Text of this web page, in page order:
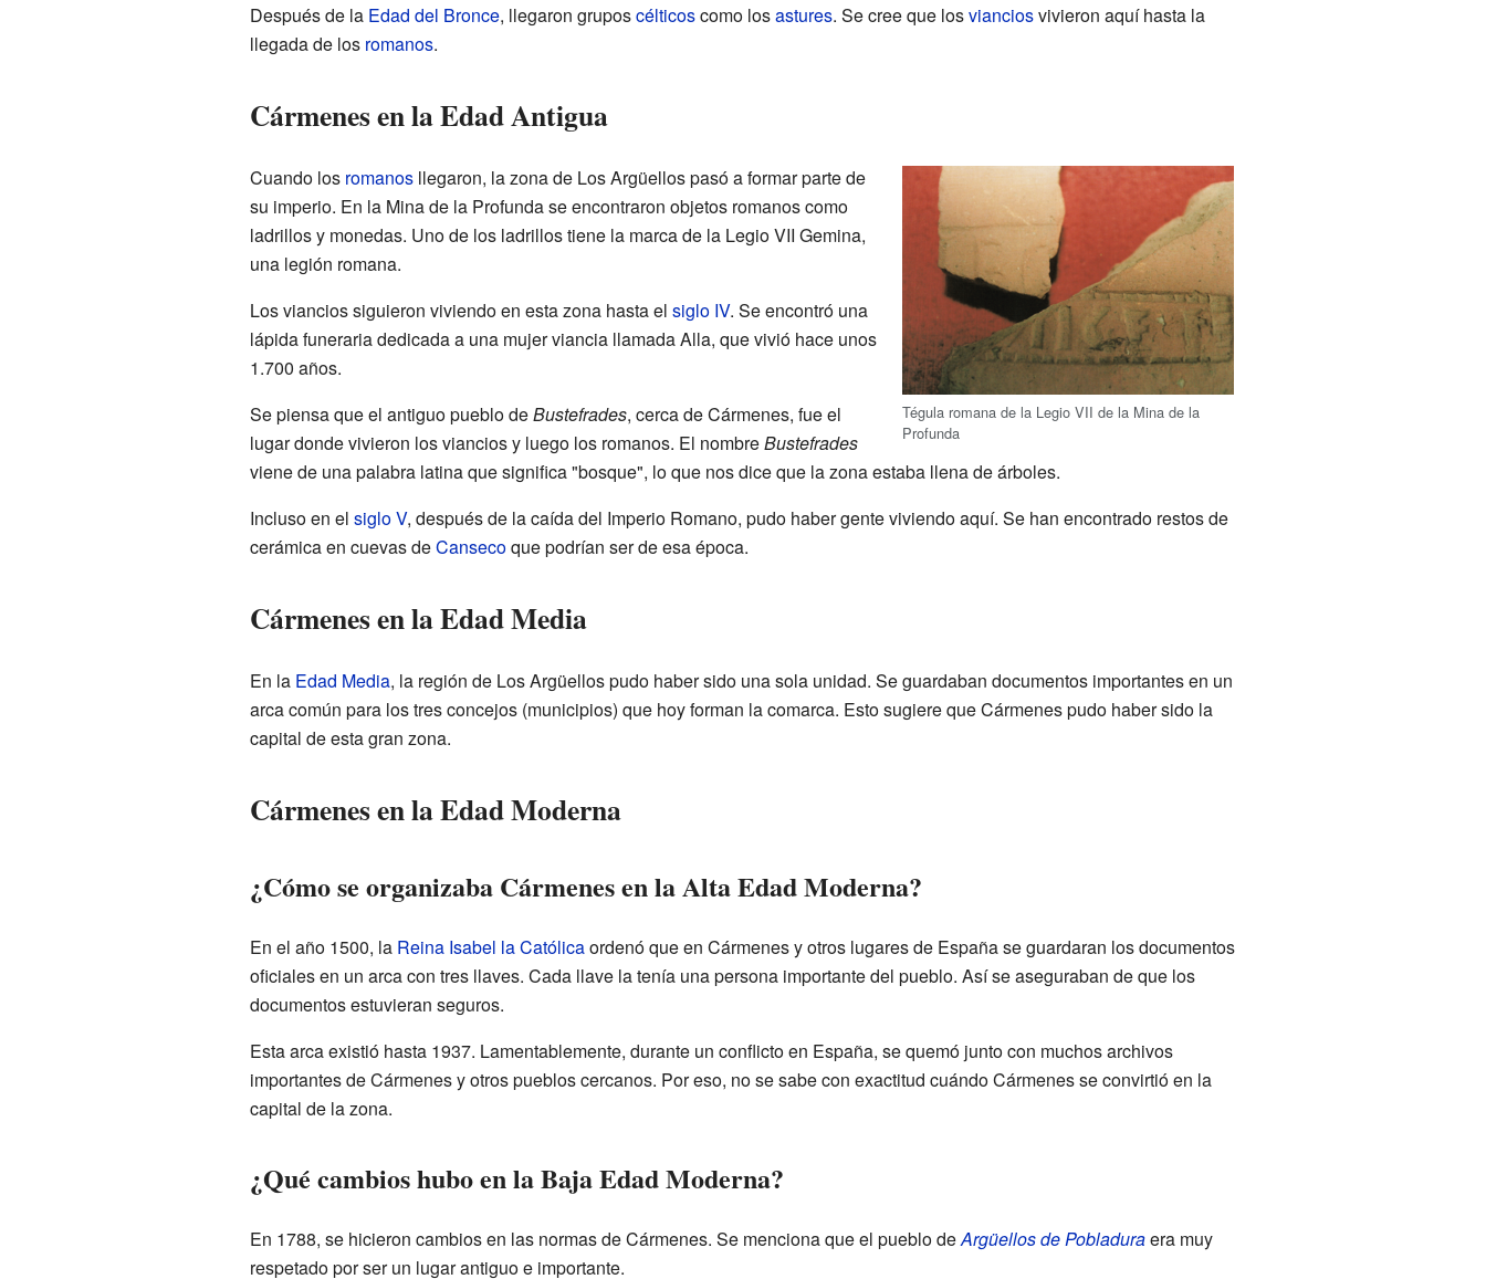
Después de la Edad del Bronce, llegaron gruposcélticoscomo losastures. Se cree que losvianciosvivieron aquí hasta la
llegada de los romanos.
Cármenes en la Edad Antigua
Tégula romana de la Legio VII de la Mina de la
Profunda
Cuando los romanosllegaron, la zona de Los Argüellos pasó a formar parte de
su imperio. En la Mina de la Profunda se encontraron objetos romanos como
ladrillos y monedas. Uno de los ladrillos tiene la marca de la Legio VII Gemina,
una legión romana.
Los viancios siguieron viviendo en esta zona hasta el siglo IV. Se encontró una
lápida funeraria dedicada a una mujer viancia llamada Alla, que vivió hace unos
1.700 años.
Se piensa que el antiguo pueblo deBustefrades, cerca de Cármenes, fue el
lugar donde vivieron los viancios y luego los romanos. El nombreBustefrades
viene de una palabra latina que significa "bosque", lo que nos dice que la zona estaba llena de árboles.
Incluso en el siglo V, después de la caída del Imperio Romano, pudo haber gente viviendo aquí. Se han encontrado restos de
cerámica en cuevas deCansecoque podrían ser de esa época.
Cármenes en la Edad Media
En la Edad Media, la región de Los Argüellos pudo haber sido una sola unidad. Se guardaban documentos importantes en un
arca común para los tres concejos (municipios) que hoy forman la comarca. Esto sugiere que Cármenes pudo haber sido la
capital de esta gran zona.
Cármenes en la Edad Moderna
¿Cómo se organizaba Cármenes en la Alta Edad Moderna?
En el año 1500, la Reina Isabel la Católicaordenó que en Cármenes y otros lugares de España se guardaran los documentos
oficiales en un arca con tres llaves. Cada llave la tenía una persona importante del pueblo. Así se aseguraban de que los
documentos estuvieran seguros.
Esta arca existió hasta 1937. Lamentablemente, durante un conflicto en España, se quemó junto con muchos archivos
importantes de Cármenes y otros pueblos cercanos. Por eso, no se sabe con exactitud cuándo Cármenes se convirtió en la
capital de la zona.
¿Qué cambios hubo en la Baja Edad Moderna?
En 1788, se hicieron cambios en las normas de Cármenes. Se menciona que el pueblo deArgüellos de Pobladuraera muy
respetado por ser un lugar antiguo e importante.